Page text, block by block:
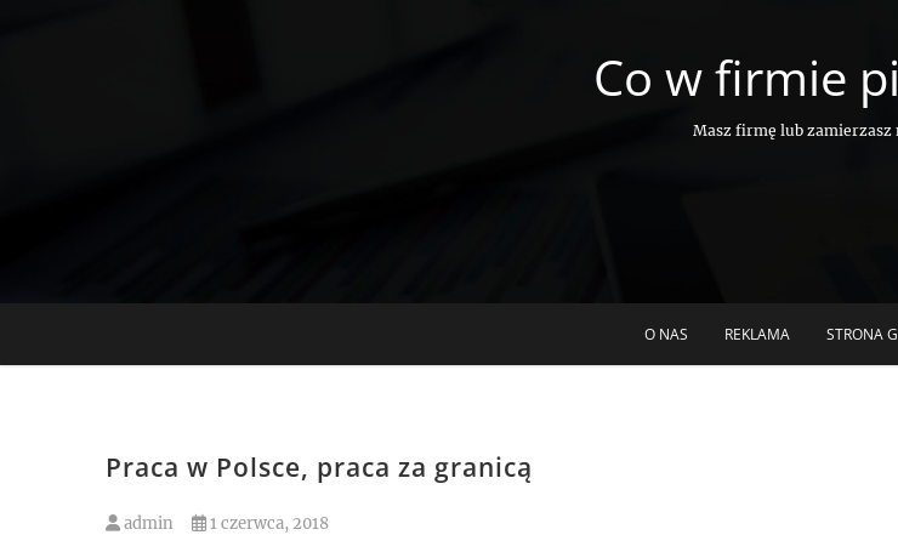
Co w firmie
Masz firmę lub zamierzasz
O NAS REKLAMA STRONA
Praca w Polsce, praca za granicą
admin 1 czerwca, 2018